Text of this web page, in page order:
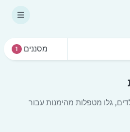
מסננים 1
גלו מטפלות מהימנות עבור